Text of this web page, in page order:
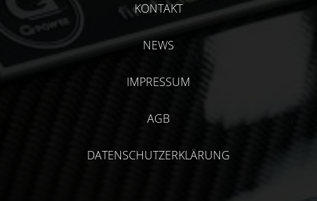
KONTAKT
NEWS
IMPRESSUM
AGB
DATENSCHUTZERKLÄRUNG